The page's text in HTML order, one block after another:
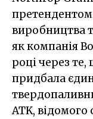
претендентом
виробництва
як компанія
році через
придбала
ATK,